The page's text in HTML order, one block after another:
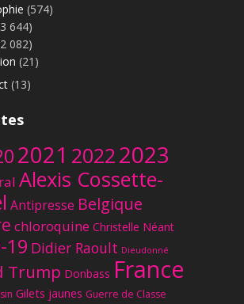
(574)
644)
082)
(21)
(13)
2021 20222023
Alexis Cossette-
Antipresse Belgique
chloroquine Christelle Néant
19 Didier Raoult Dieudonné
Trump Donbass France
Gilets jaunes Guerre de Classe